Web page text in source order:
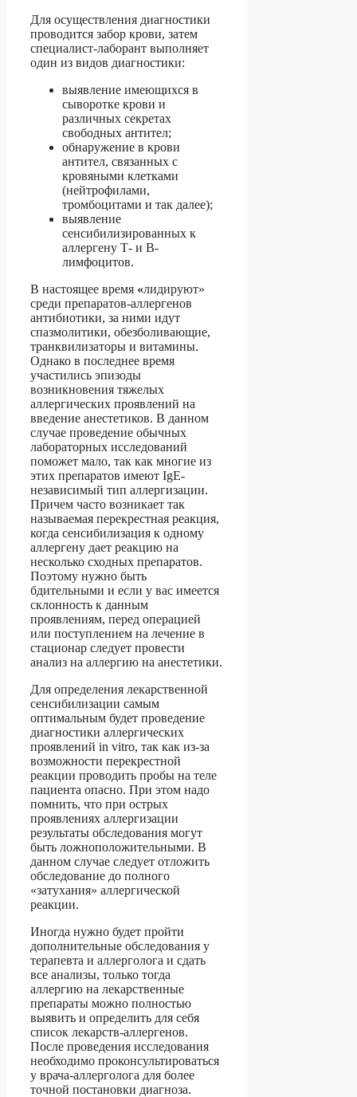
Для осуществления диагностики
проводится забор крови, затем
специалист-лаборант выполняет
один из видов диагностики:
выявление имеющихся в
сыворотке крови и
различных секретах
свободных антител;
обнаружение в крови
антител, связанных с
кровяными клетками
(нейтрофилами,
тромбоцитами и так далее);
выявление
сенсибилизированных к
аллергену Т- и В-
лимфоцитов.
В настоящее время «лидируют»
среди препаратов-аллергенов
антибиотики, за ними идут
спазмолитики, обезболивающие,
транквилизаторы и витамины.
Однако в последнее время
участились эпизоды
возникновения тяжелых
аллергических проявлений на
введение анестетиков. В данном
случае проведение обычных
лабораторных исследований
поможет мало, так как многие из
этих препаратов имеют IgE-
независимый тип аллергизации.
Причем часто возникает так
называемая перекрестная реакция,
когда сенсибилизация к одному
аллергену дает реакцию на
несколько сходных препаратов.
Поэтому нужно быть
бдительными и если у вас имеется
склонность к данным
проявлениям, перед операцией
или поступлением на лечение в
стационар следует провести
анализ на аллергию на анестетики.
Для определения лекарственной
сенсибилизации самым
оптимальным будет проведение
диагностики аллергических
проявлений in vitro, так как из-за
возможности перекрестной
реакции проводить пробы на теле
пациента опасно. При этом надо
помнить, что при острых
проявлениях аллергизации
результаты обследования могут
быть ложноположительными. В
данном случае следует отложить
обследование до полного
«затухания» аллергической
реакции.
Иногда нужно будет пройти
дополнительные обследования у
терапевта и аллерголога и сдать
все анализы, только тогда
аллергию на лекарственные
препараты можно полностью
выявить и определить для себя
список лекарств-аллергенов.
После проведения исследования
необходимо проконсультироваться
у врача-аллерголога для более
точной постановки диагноза.